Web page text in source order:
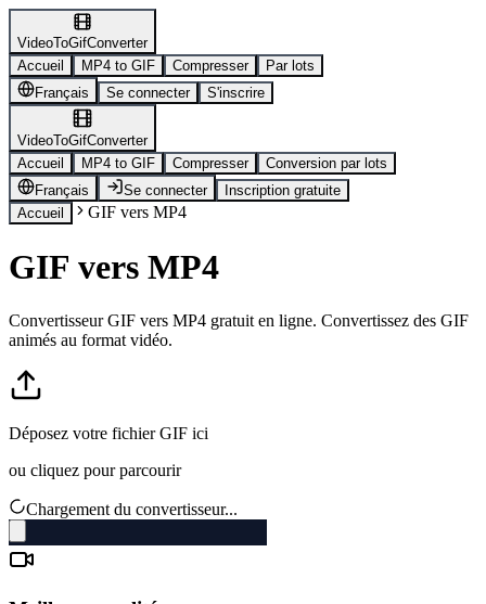
VideoToGifConverter
Accueil
MP4 to GIF Compresser
Par lots
Français
Se connecter S'inscrire
VideoToGifConverter
Accueil
MP4 to GIF Compresser
Conversion par lots
Français
Se connecter
Inscription gratuite
Accueil
GIF vers MP4
GIF vers MP4
Convertisseur GIF vers MP4 gratuit en ligne. Convertissez des GIF
animés au format vidéo.
Déposez votre fichier GIF ici
ou cliquez pour parcourir
Chargement du convertisseur...